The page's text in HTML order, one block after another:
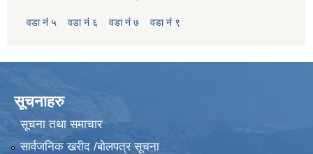
वडा नं ५ वडा नं ६ वडा नं ७ वडा नं ९
सूचनाहरु
सूचना तथा समाचार
सार्वजनिक खरीद /बोलपत्र सूचना